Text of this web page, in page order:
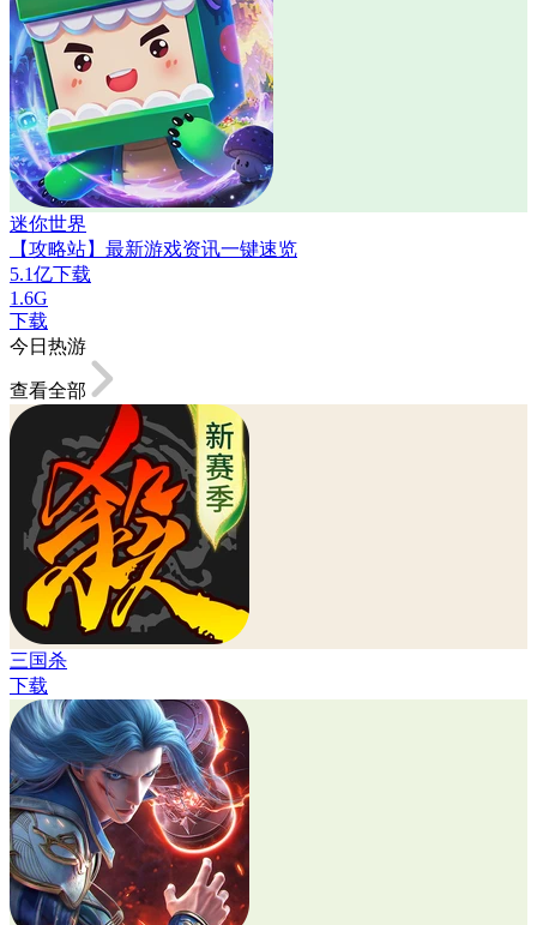
迷你世界
【攻略站】最新游戏资讯一键速览
5.1亿下载
1.6G
下载
今日热游
查看全部
三国杀
下载